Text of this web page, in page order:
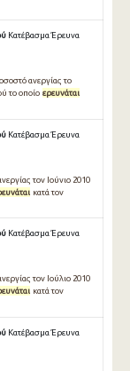
Κατέβασμα Έρευνα
ανεργίας το
το οποίο ερευνάται
Κατέβασμα Έρευνα
τον Ιούνιο 2010
κατά τον
Κατέβασμα Έρευνα
τον Ιούλιο 2010
κατά τον
Κατέβασμα Έρευνα